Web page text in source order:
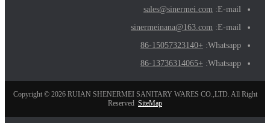
E-mail:
sales@sinermei.com
E-mail:
sinermeinana@163.com
Whatsapp:
+86-15057323140
Whatsapp:
+86-13736314065
Copyright © 2026 RUIAN SHENERMEI SANITARY WARES CO.,LTD. All Right
Reserved SiteMap